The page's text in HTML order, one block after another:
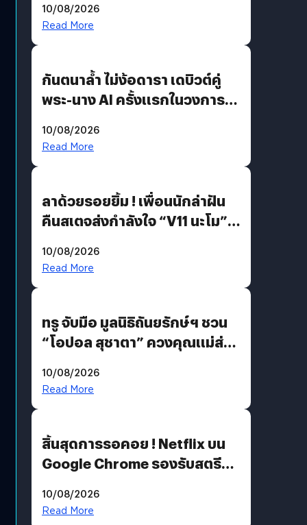
คุยกับแผนที่ได้แล้ว
10/08/2026
Read More
กันตนาล้ำ ไม่ง้อดารา เดบิวต์คู่
พระ-นาง AI ครั้งแรกในวงการ
10/08/2026
Read More
ลาด้วยรอยยิ้ม ! เพื่อนนักล่าฝัน
คืนสเตจส่งกำลังใจ “V11 นะโม”
รักแน่นฮอลล์
10/08/2026
Read More
ทรู จับมือ มูลนิธิถันยรักษ์ฯ ชวน
“โอปอล สุชาตา” ควงคุณแม่ส่ง
เติมเต็มความหมายวันแม่ปีนี้
10/08/2026
Read More
สิ้นสุดการรอคอย ! Netflix บน
Google Chrome รองรับสตรีม
เงื่อนไขที่กำหนด
10/08/2026
Read More